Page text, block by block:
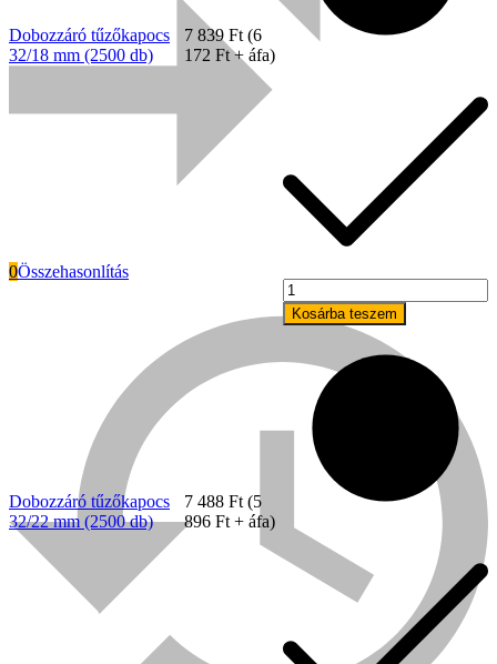
0Összehasonlítás
Dobozzáró tűzőkapocs
32/18 mm (2500 db)
7 839 Ft (6
172 Ft+ áfa)
Dobozzáró tűzőkapocs
32/22 mm (2500 db)
7 488 Ft (5
896 Ft + áfa)
Dobozzáró
tűzőkapocs
32/22
(2500
mennyiség
Kosárba teszem